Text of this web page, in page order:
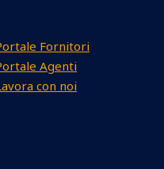
Fornitori
Agenti
con noi